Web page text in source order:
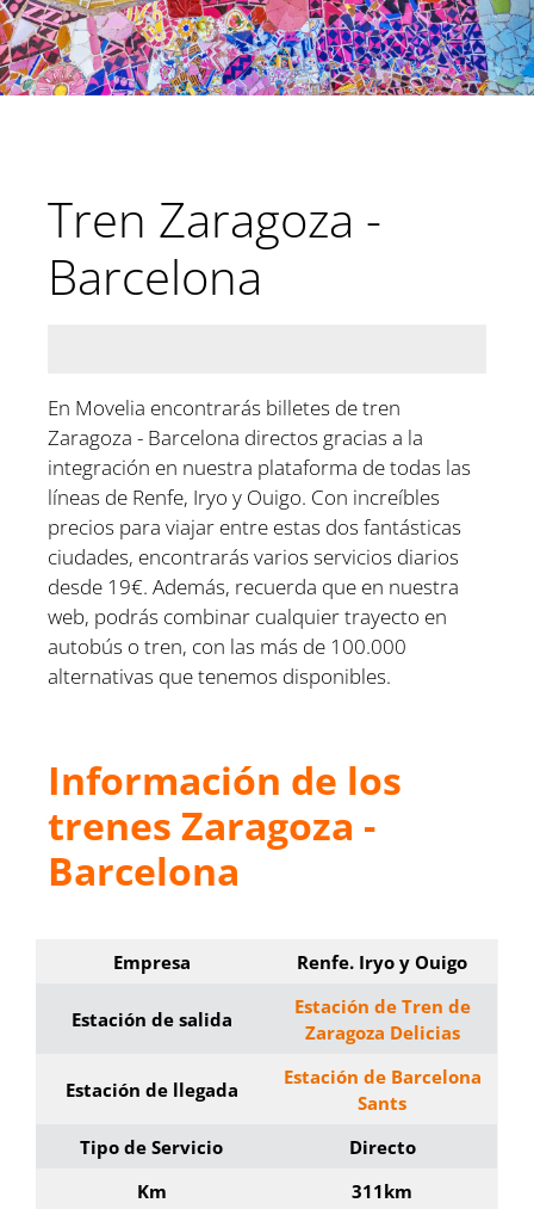
Tren Zaragoza -
Barcelona
En Movelia encontrarás billetes de tren
Zaragoza - Barcelona directos gracias a la
integración en nuestra plataforma de todas las
líneas de Renfe, Iryo y Ouigo. Con increíbles
precios para viajar entre estas dos fantásticas
ciudades, encontrarás varios servicios diarios
desde 19€. Además, recuerda que en nuestra
web, podrás combinar cualquier trayecto en
autobús o tren, con las más de 100.000
alternativas que tenemos disponibles.
Información de los
trenes Zaragoza -
Barcelona
Empresa Renfe. Iryo y Ouigo
Estación de salida
Estación de Tren de
Zaragoza Delicias
Estación de llegada
Estación de Barcelona
Sants
Tipo de Servicio
Directo
Km
311km